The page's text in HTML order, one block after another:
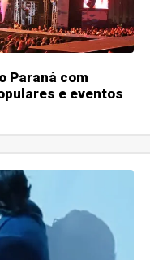
Paraná com
e eventos